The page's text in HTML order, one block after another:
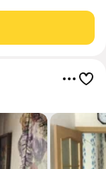
но даже в таком